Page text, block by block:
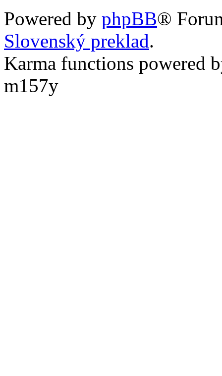
Powered by phpBB®
Slovenský preklad.
Karma functions powered
m157y